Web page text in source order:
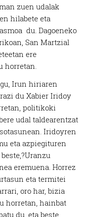
zuen udalak
hilabete eta
du. Dagoeneko
San Martzial
ere
Irun hiriaren
du Xabier Iridoy
politikoki
udal taldearentzat
Iridoyren
eta azpiegituren
?Uranzu
eremuena. Horrez
eta termitei
oro har, bizia
horretan, hainbat
du, eta beste